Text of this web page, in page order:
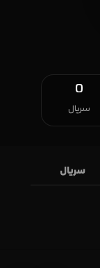
0
سریال
سریال